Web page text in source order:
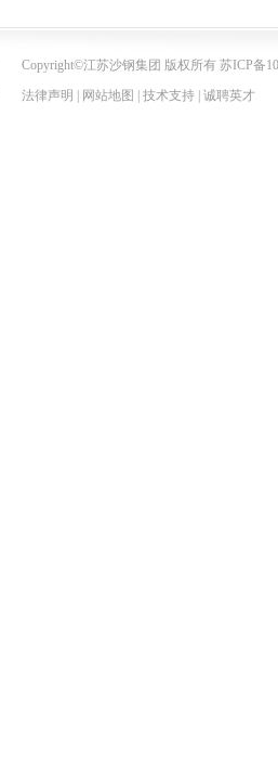
Copyright©江苏沙钢集团 版权所有 苏ICP备
法律声明
网站地图 技术支持 诚聘英才